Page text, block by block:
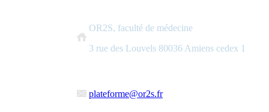
OR2S, faculté de médecine
3 rue des Louvels 80036 Amiens cedex 1
plateforme@or2s.fr